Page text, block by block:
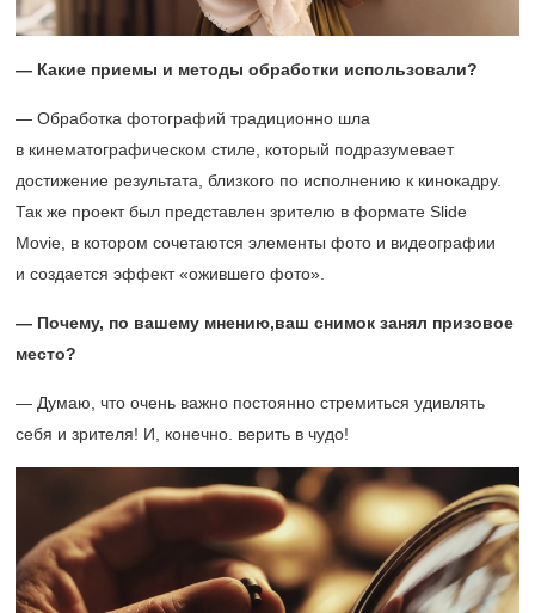
— Какие приемы и методы обработки использовали?
— Обработка фотографий традиционно шла
в кинематографическом стиле, который подразумевает
достижение результата, близкого по исполнению к кинокадру.
Так же проект был представлен зрителю в формате Slide
Movie, в котором сочетаются элементы фото и видеографии
и создается эффект «ожившего фото».
— Почему, по вашему мнению,ваш снимок занял призовое
место?
— Думаю, что очень важно постоянно стремиться удивлять
себя и зрителя! И, конечно. верить в чудо!